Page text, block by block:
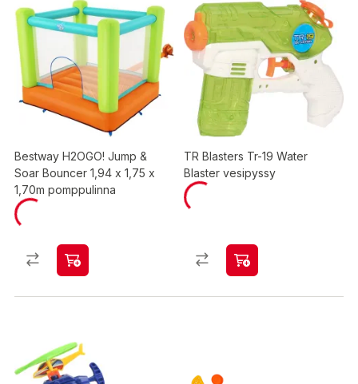
Bestway H2OGO! Jump &
Soar Bouncer 1,94 x 1,75 x
1,70m pomppulinna
TR Blasters Tr-19 Water
Blaster vesipyssy